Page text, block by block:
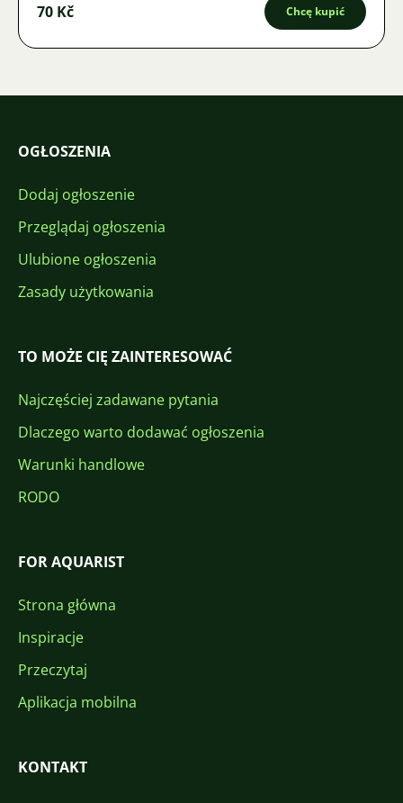
70 Kč Chcę kupić
OGŁOSZENIA
Dodaj ogłoszenie
Przeglądaj ogłoszenia
Ulubione ogłoszenia
Zasady użytkowania
TO MOŻE CIĘ ZAINTERESOWAĆ
Najczęściej zadawane pytania
Dlaczego warto dodawać ogłoszenia
Warunki handlowe
RODO
FOR AQUARIST
Strona główna
Inspiracje
Przeczytaj
Aplikacja mobilna
KONTAKT